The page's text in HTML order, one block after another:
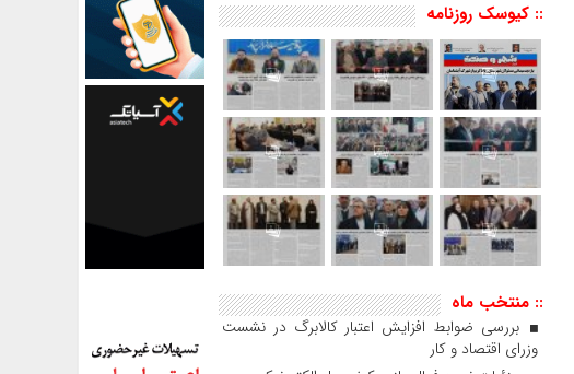
:: کیوسک روزنامه
:: منتخب ماه
بررسی ضوابط افزایش اعتبار کالابرگ در نشست
وزرای اقتصاد و کار